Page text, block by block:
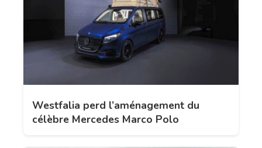
Westfalia perd l’aménagement du
célèbre Mercedes Marco Polo